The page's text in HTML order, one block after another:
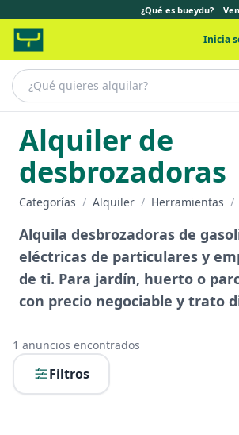
¿Qué es bueydu?
Inicia
Alquiler de
desbrozadoras
Categorías / Alquiler / Herramientas /
Alquila desbrozadoras de
eléctricas de particulares y
de ti. Para jardín, huerto o
con precio negociable y trato
1 anuncios encontrados
Filtros